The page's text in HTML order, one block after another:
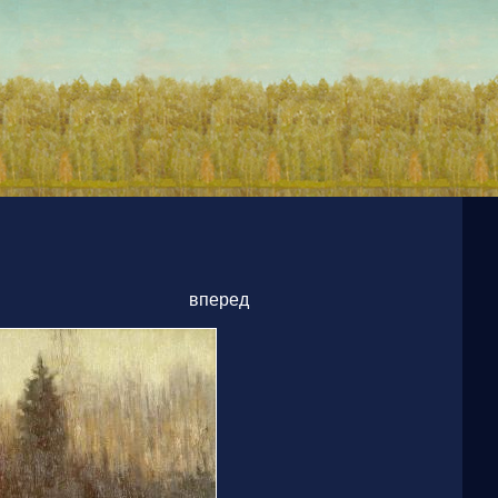
вперед